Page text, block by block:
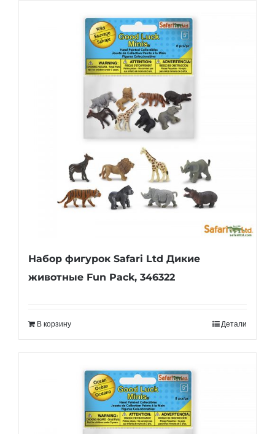
Набор фигурок Safari Ltd Дикие
животные Fun Pack, 346322
В корзину Детали